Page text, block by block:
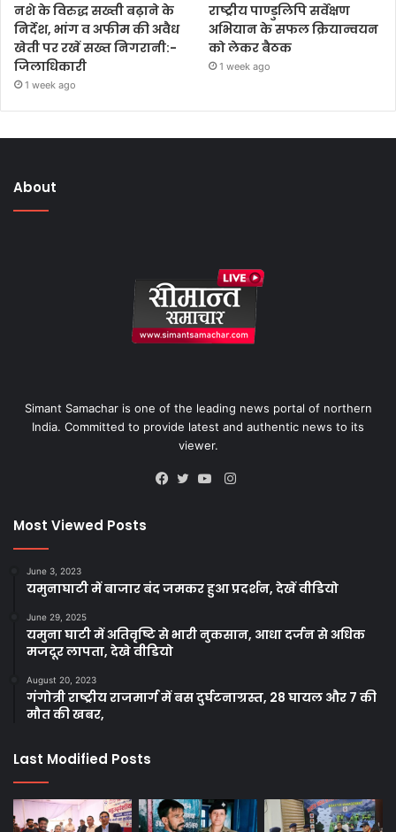
नशे के विरुद्ध सख्ती बढ़ाने के
निर्देश, भांग व अफीम की अवैध
खेती पर रखें सख्त निगरानी:-
जिलाधिकारी
1 week ago
राष्ट्रीय पाण्डुलिपि सर्वेक्षण
अभियान के सफल क्रियान्वयन
को लेकर बैठक
1 week ago
About
Simant Samachar is one of the leading news portal of northern
India. Committed to provide latest and authentic news to its
viewer.
Instagram
Most Viewed Posts
June 3, 2023
यमुनाघाटी में बाजार बंद जमकर हुआ प्रदर्शन, देखें वीडियो
June 29, 2025
यमुना घाटी में अतिवृष्टि से भारी नुकसान, आधा दर्जन से अधिक
मजदूर लापता, देखे वीडियो
August 20, 2023
गंगोत्री राष्ट्रीय राजमार्ग में बस दुर्घटनाग्रस्त, 28 घायल और 7 की
मौत की खबर,
Last Modified Posts